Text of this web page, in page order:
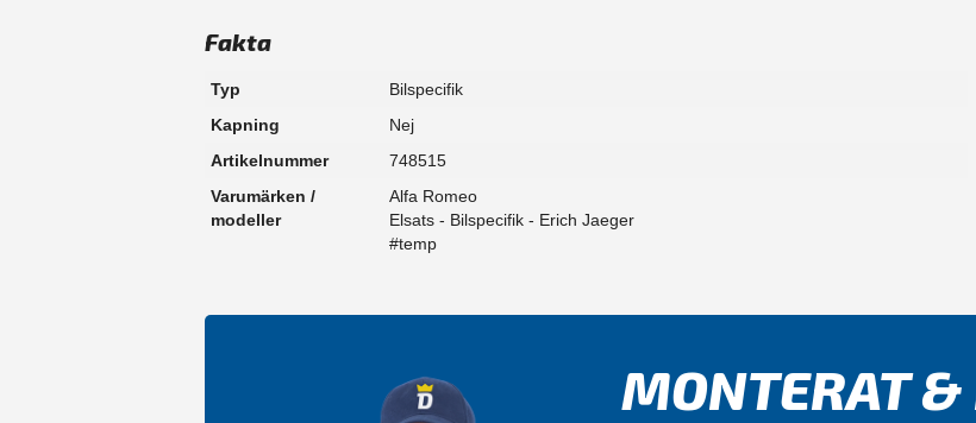
Fakta
Typ
Bilspecifik
Kapning
Nej
Artikelnummer
748515
Varumärken /
modeller
Alfa Romeo
Elsats - Bilspecifik - Erich Jaeger
#temp
MONTERAT